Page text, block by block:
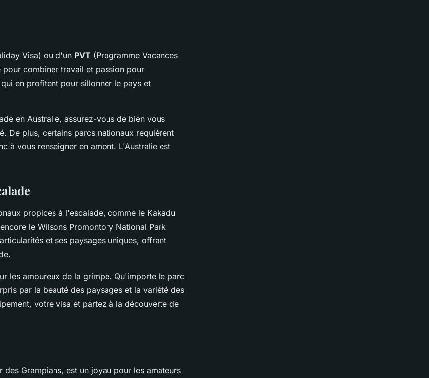
Visa) ou d'un PVT (Programme Vacances
combiner travail et passion pour
en profitent pour sillonner le pays et
en Australie, assurez-vous de bien vous
De plus, certains parcs nationaux requièrent
à vous renseigner en amont. L'Australie est
propices à l'escalade, comme le Kakadu
le Wilsons Promontory National Park
et ses paysages uniques, offrant
les amoureux de la grimpe. Qu'importe le parc
par la beauté des paysages et la variété des
votre visa et partez à la découverte de
des Grampians, est un joyau pour les amateurs